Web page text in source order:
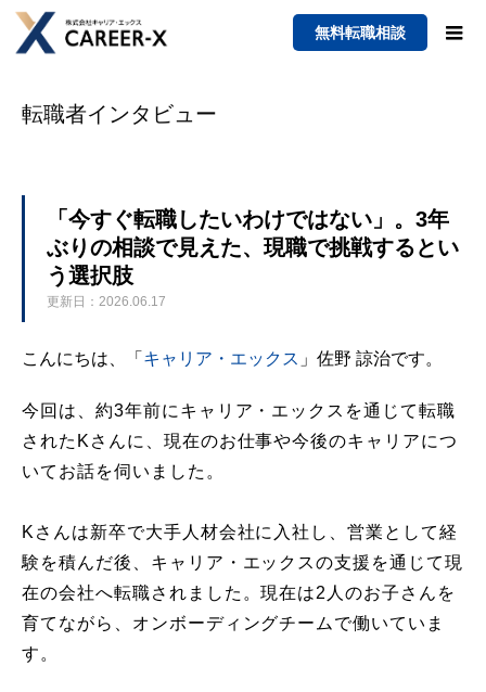
無料転職相談
転職者インタビュー
「今すぐ転職したいわけではない」。3年
ぶりの相談で見えた、現職で挑戦するとい
う選択肢
更新日：2026.06.17
こんにちは、「 キャリア・エックス 」佐野 諒治です。
今回は、約3年前にキャリア・エックスを通じて転職
されたKさんに、現在のお仕事や今後のキャリアにつ
いてお話を伺いました。
Kさんは新卒で大手人材会社に入社し、営業として経
験を積んだ後、キャリア・エックスの支援を通じて現
在の会社へ転職されました。現在は2人のお子さんを
育てながら、オンボーディングチームで働いていま
す。